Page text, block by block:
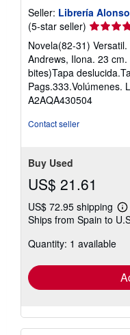
Seller: Librería
(5-star seller) Seller
rating
5
out
of
5
stars
Novela(82-31)
Andrews, Ilona. 23
bites)Tapa
Pags.333.Volúmenes.
A2AQA430504
Contact seller
Buy Used
US$ 21.61
US$ 72.95 shipping
Ships from Spain to
Quantity: 1 available